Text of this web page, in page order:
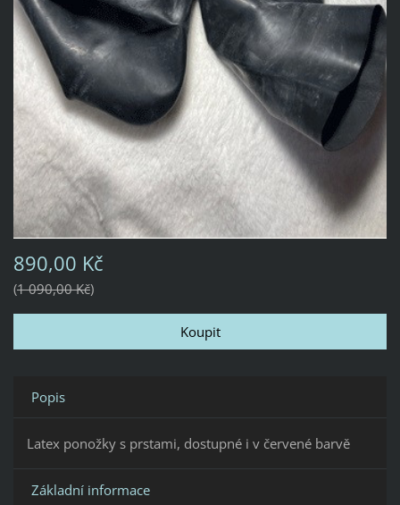
890,00 Kč
1 090,00 Kč
Popis
Latex ponožky s prstami, dostupné i v červené barvě
Základní informace